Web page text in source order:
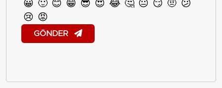
😀 🙂 😊 😁 😎 😍 😂 🤔 😐 😏 🤨 😕
😢 😡
GÖNDER